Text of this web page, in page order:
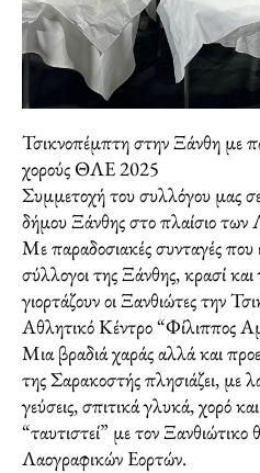
Τσικνοπέμπτη στην Ξάνθη με
χορούς ΘΛΕ 2025
Συμμετοχή του συλλόγου μας
δήμου Ξάνθης στο πλαίσιο
Με παραδοσιακές συνταγές που
σύλλογοι της Ξάνθης, κρασί
γιορτάζουν οι Ξανθιώτες την
Αθλητικό Κέντρο “Φίλιππος
Μια βραδιά χαράς αλλά και
της Σαρακοστής πλησιάζει, με
γεύσεις, σπιτικά γλυκά, χορό
“ταυτιστεί” με τον
Λαογραφικών Εορτών.